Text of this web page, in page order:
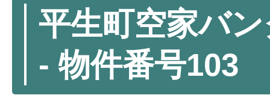
平生町空家バ
- 物件番号103